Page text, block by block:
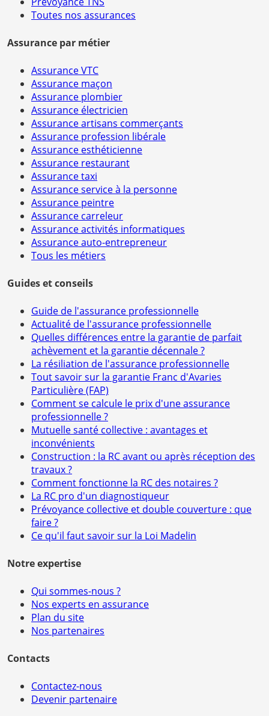
Toutes nos assurances
Assurance par métier
Assurance VTC
Assurance maçon
Assurance plombier
Assurance électricien
Assurance artisans commerçants
Assurance profession libérale
Assurance esthéticienne
Assurance restaurant
Assurance taxi
Assurance service à la personne
Assurance peintre
Assurance carreleur
Assurance activités informatiques
Assurance auto-entrepreneur
Tous les métiers
Guides et conseils
Guide de l'assurance professionnelle
Actualité de l'assurance professionnelle
Quelles différences entre la garantie de parfait
achèvement et la garantie décennale ?
La résiliation de l'assurance professionnelle
Tout savoir sur la garantie Franc d'Avaries
Particulière (FAP)
Comment se calcule le prix d'une assurance
professionnelle ?
Mutuelle santé collective : avantages et
inconvénients
Construction : la RC avant ou après réception des
travaux ?
Comment fonctionne la RC des notaires ?
La RC pro d'un diagnostiqueur
Prévoyance collective et double couverture : que
faire ?
Ce qu'il faut savoir sur la Loi Madelin
Notre expertise
Qui sommes-nous ?
Nos experts en assurance
Plan du site
Nos partenaires
Contacts
Contactez-nous
Devenir partenaire